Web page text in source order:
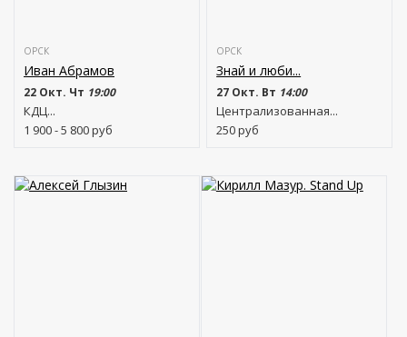
ОРСК
Иван Абрамов
22 Окт. Чт 19:00
КДЦ...
1 900 - 5 800руб
ОРСК
Знай и люби...
27 Окт. Вт 14:00
Централизованная...
250руб